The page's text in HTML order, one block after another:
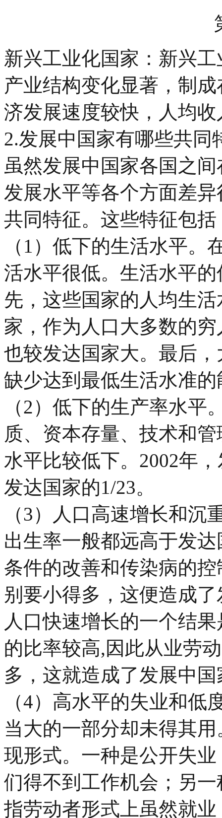
新兴工业化国家： 新兴
产业结构变化显著，制
济发展速度较快，人均
2.发展中国家有哪些共同
虽然发展中国家各国之
发展水平等各个方面差
共同特征。这些特征包括
（ 1 ）低下的生活水平。
活水平很低。生活水平
先，这些国家的人均生
家，作为人口大多数的
也较发达国家大。最后
缺少达到最低生活水准的
（2）低下的生产率水平
质、资本存量、技术和
水平比较低下。 2002年
发达国家的1/23。
（3）人口高速增长和沉
出生率一般都远高于发
条件的改善和传染病的
别要小得多，这便造成
人口快速增长的一个结
的比率较高, 因此从业劳
多，这就造成了发展中
（4）高水平的失业和低
当大的一部分却未得其
现形式。一种是公开失
们得不到工作机会；另
指劳动者形式上虽然就